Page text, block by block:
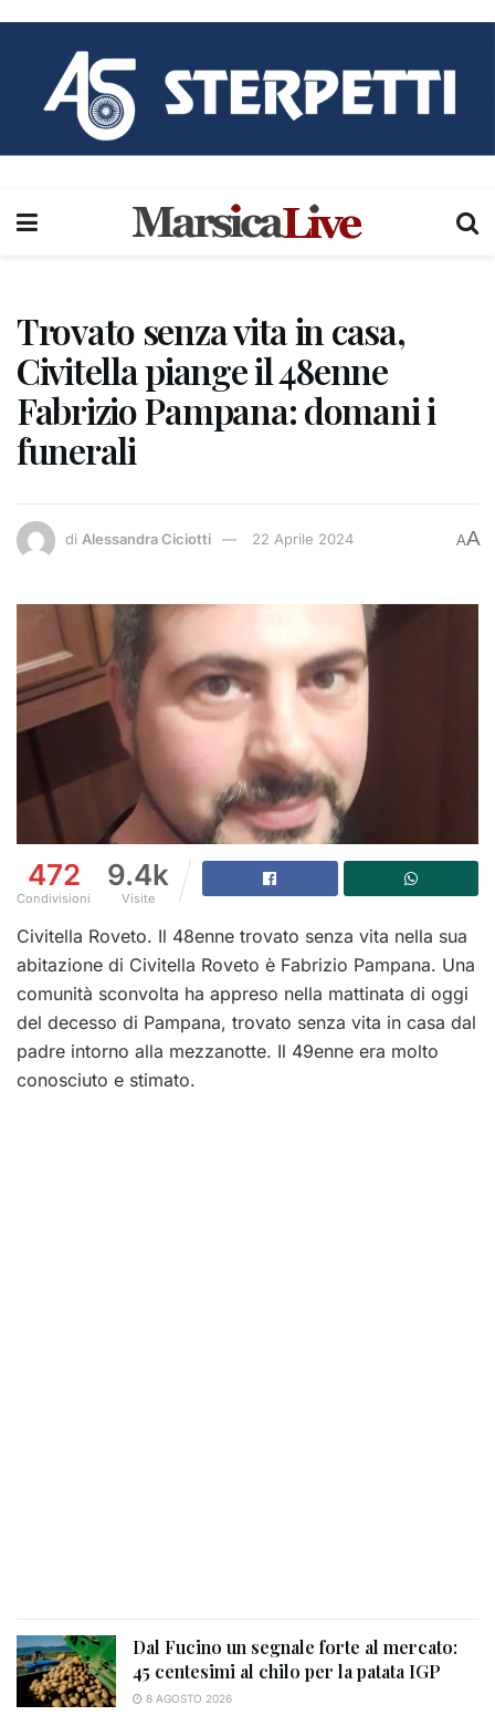
Trovato senza vita in casa,
Civitella piange il 48enne
Fabrizio Pampana: domani i
funerali
di Alessandra Ciciotti 22 Aprile 2024 AA
472
Condivisioni
9.4k
Visite
Civitella Roveto. Il 48enne trovato senza vita nella sua
abitazione di Civitella Roveto è Fabrizio Pampana. Una
comunità sconvolta ha appreso nella mattinata di oggi
del decesso di Pampana, trovato senza vita in casa dal
padre intorno alla mezzanotte. Il 49enne era molto
conosciuto e stimato.
Dal Fucino un segnale forte al mercato:
45 centesimi al chilo per la patata IGP
8 AGOSTO 2026